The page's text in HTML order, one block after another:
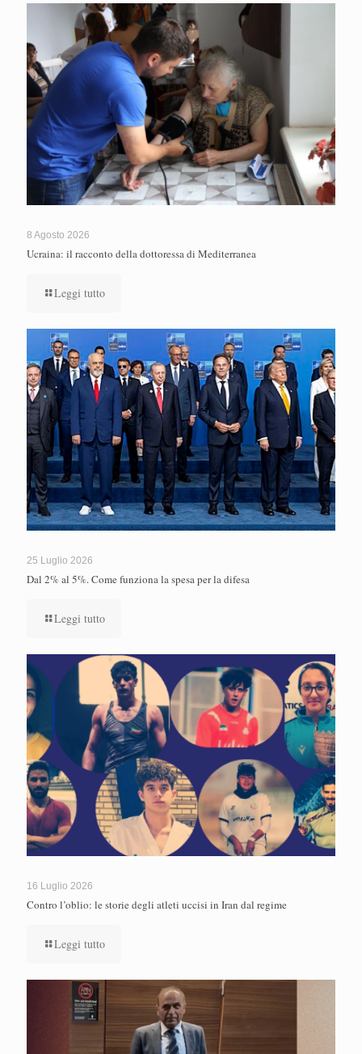
8 Agosto 2026
Ucraina: il racconto della dottoressa di Mediterranea
Leggi tutto
25 Luglio 2026
Dal 2% al 5%. Come funziona la spesa per la difesa
Leggi tutto
16 Luglio 2026
Contro l’oblio: le storie degli atleti uccisi in Iran dal regime
Leggi tutto